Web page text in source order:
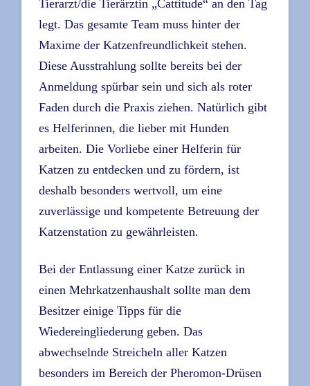
Tierarzt/die Tierärztin „Cattitude“ an den Tag
legt. Das gesamte Team muss hinter der
Maxime der Katzenfreundlichkeit stehen.
Diese Ausstrahlung sollte bereits bei der
Anmeldung spürbar sein und sich als roter
Faden durch die Praxis ziehen. Natürlich gibt
es Helferinnen, die lieber mit Hunden
arbeiten. Die Vorliebe einer Helferin für
Katzen zu entdecken und zu fördern, ist
deshalb besonders wertvoll, um eine
zuverlässige und kompetente Betreuung der
Katzenstation zu gewährleisten.
Bei der Entlassung einer Katze zurück in
einen Mehrkatzenhaushalt sollte man dem
Besitzer einige Tipps für die
Wiedereingliederung geben. Das
abwechselnde Streicheln aller Katzen
besonders im Bereich der Pheromon-Drüsen